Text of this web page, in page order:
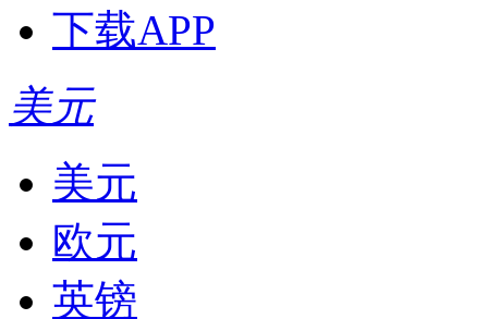
下载APP
美元
美元
欧元
英镑